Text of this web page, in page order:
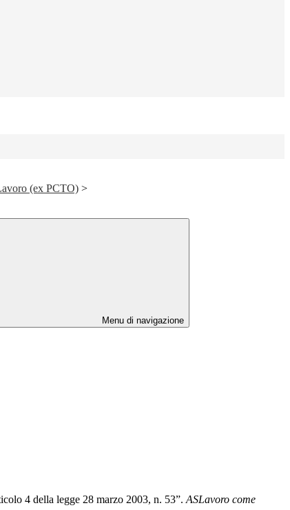
(ex PCTO) >
Menu di navigazione
4 della legge 28 marzo 2003, n. 53”. ASLavoro come